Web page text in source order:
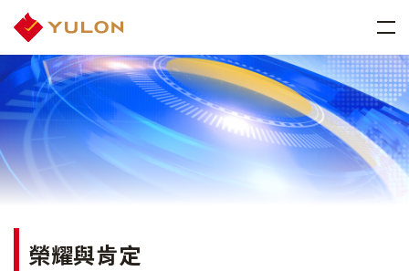
榮耀與肯定